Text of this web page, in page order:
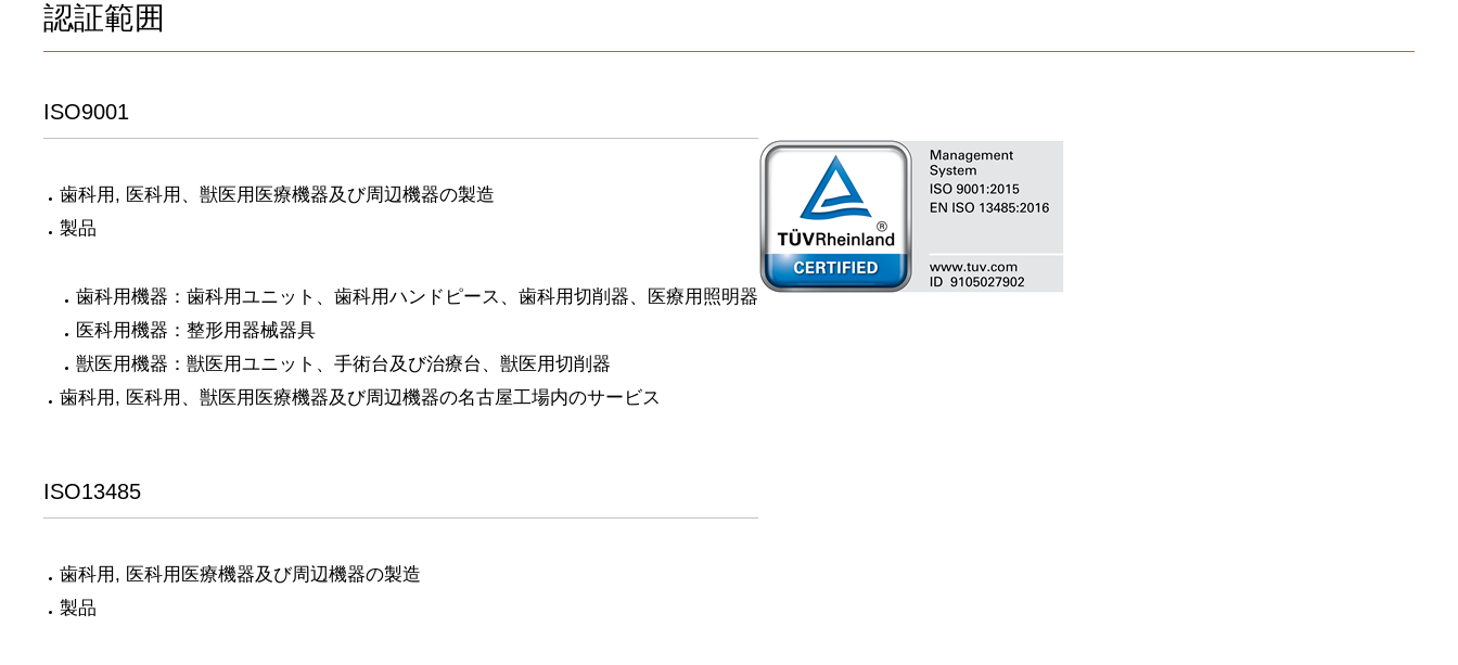
認証範囲
ISO9001
歯科用, 医科用、獣医用医療機器及び周辺機器の製造
製品
歯科用機器：歯科用ユニット、歯科用ハンドピース、歯科用切削器、医療用照明器
医科用機器：整形用器械器具
獣医用機器：獣医用ユニット、手術台及び治療台、獣医用切削器
歯科用, 医科用、獣医用医療機器及び周辺機器の名古屋工場内のサービス
ISO13485
歯科用, 医科用医療機器及び周辺機器の製造
製品